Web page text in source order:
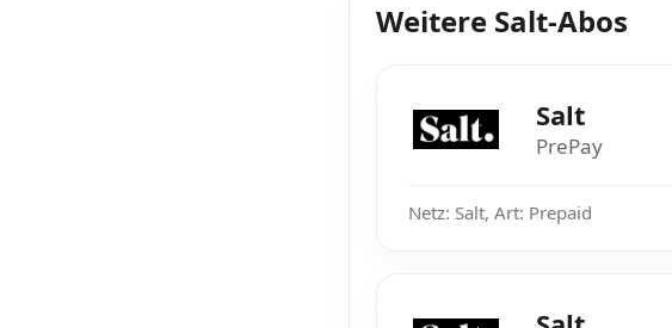
Weitere Salt-Abos
Salt
PrePay
Netz: Salt, Art: Prepaid